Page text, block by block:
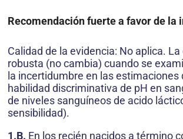
Recomendación fuerte a favor de la
Calidad de la evidencia: No aplica.
robusta (no cambia) cuando se
la incertidumbre en las estimaciones
habilidad discriminativa de pH en
de niveles sanguíneos de acido
sensibilidad).
1.B. En los recién nacidos a término